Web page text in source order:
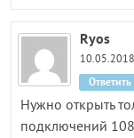
Ryos
Нужно открыть
подключений
Ответить